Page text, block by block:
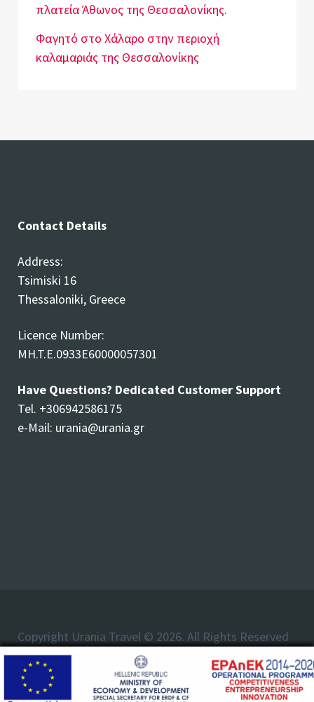
πλατεία Άθωνος της Θεσσαλονίκης.
Φαγητό στο Χάλαρο στην περιοχή
καλαμαριάς της Θεσσαλονίκης
Contact Details
Address:
Tsimiski 16
Thessaloniki, Greece
Licence Number:
MH.T.E.0933E60000057301
Have Questions? Dedicated Customer Support
Tel. +306942586175
e-Mail: urania@urania.gr
Copyright Urania Travel © 2026. All Rights Reserved